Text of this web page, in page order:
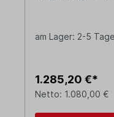
am Lager: 2-5 Tage
1.285,20 €*
Netto: 1.080,00 €